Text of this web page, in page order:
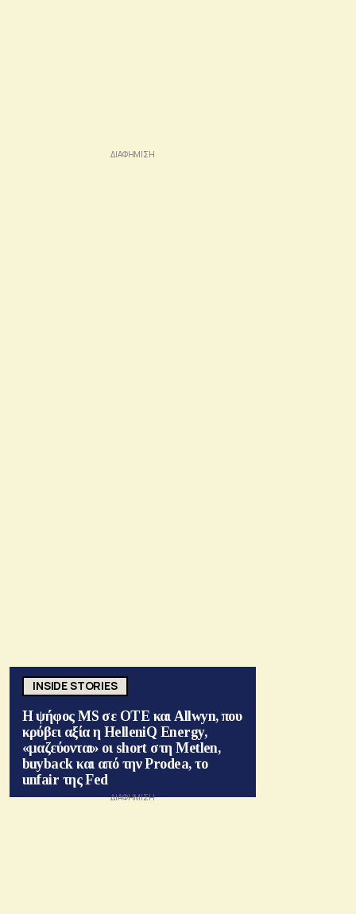
INSIDE STORIES
Η ψήφος MS σε ΟΤΕ και Allwyn, που
κρύβει αξία η HelleniQ Energy,
«μαζεύονται» οι short στη Metlen,
buyback και από την Prodea, το
unfair της Fed